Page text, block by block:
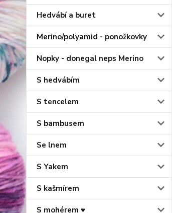
Hedvábí a buret
Merino/polyamid - ponožkovky
Nopky - donegal neps Merino
S hedvábím
S tencelem
S bambusem
Se lnem
S Yakem
S kašmírem
S mohérem ♥